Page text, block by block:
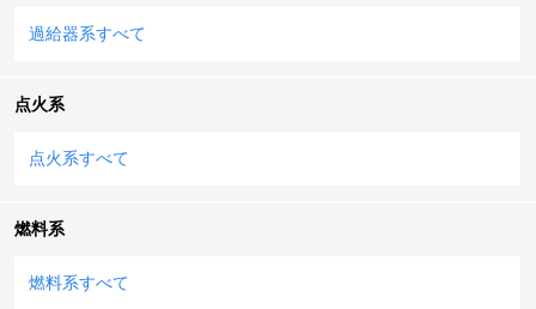
過給器系すべて
点火系
点火系すべて
燃料系
燃料系すべて